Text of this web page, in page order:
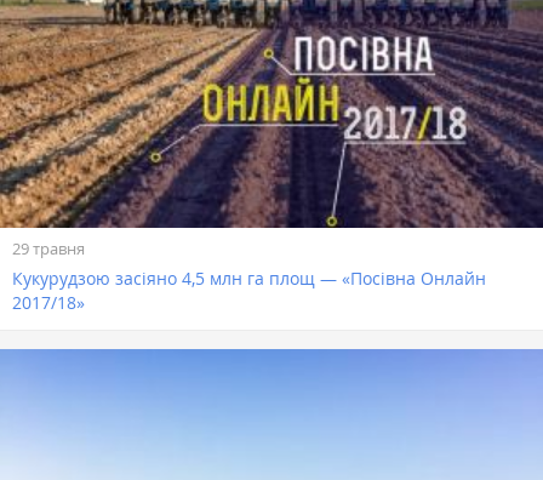
29 травня
Кукурудзою засіяно 4,5 млн га площ — «Посівна Онлайн
2017/18»